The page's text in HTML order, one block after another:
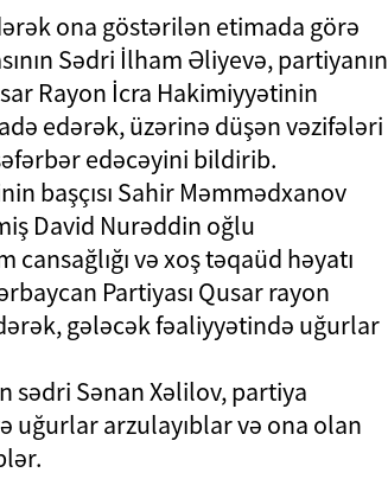
ona göstərilən etimada görə
Sədri İlham Əliyevə, partiyanın
Rayon İcra Hakimiyyətinin
edərək, üzərinə düşən vəzifələri
edəcəyini bildirib.
başçısı Sahir Məmmədxanov
David Nurəddin oğlu
və xoş təqaüd həyatı
Partiyası Qusar rayon
gələcək fəaliyyətində uğurlar
sədri Sənan Xəlilov, partiya
uğurlar arzulayıblar və ona olan